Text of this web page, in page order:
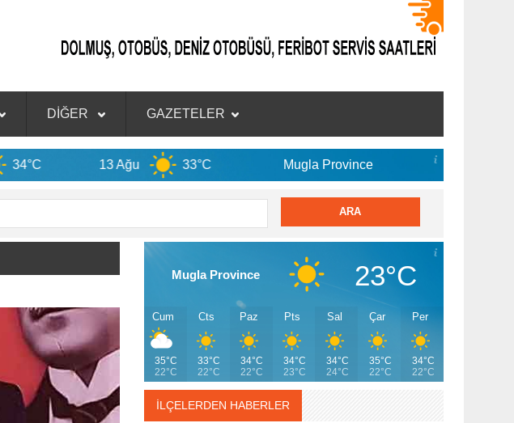
DİĞER GAZETELER
13 Ağu 33°C Mugla Province 7 Ağu
Mugla Province 23°C
Cum
35°C
22°C
Cts
33°C
22°C
Paz
34°C
22°C
Pts
34°C
23°C
Sal
34°C
24°C
Çar
35°C
22°C
Per
34°C
22°C
İLÇELERDEN HABERLER